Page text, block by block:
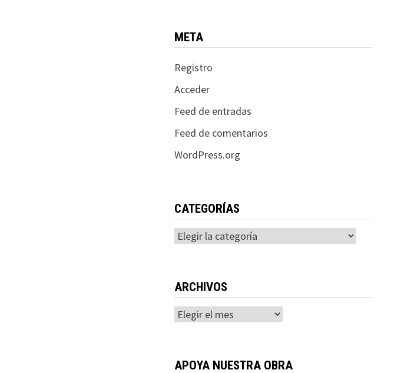
META
Registro
Acceder
Feed de entradas
Feed de comentarios
WordPress.org
CATEGORÍAS
Categorías
ARCHIVOS
Archivos
APOYA NUESTRA OBRA